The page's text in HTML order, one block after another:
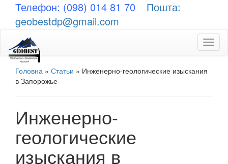
Телефон: (098) 014 81 70
Пошта:
geobestdp@gmail.com
Головна » Статьи » Инженерно-геологические изыскания
в Запорожье
Инженерно-
геологические
изыскания в